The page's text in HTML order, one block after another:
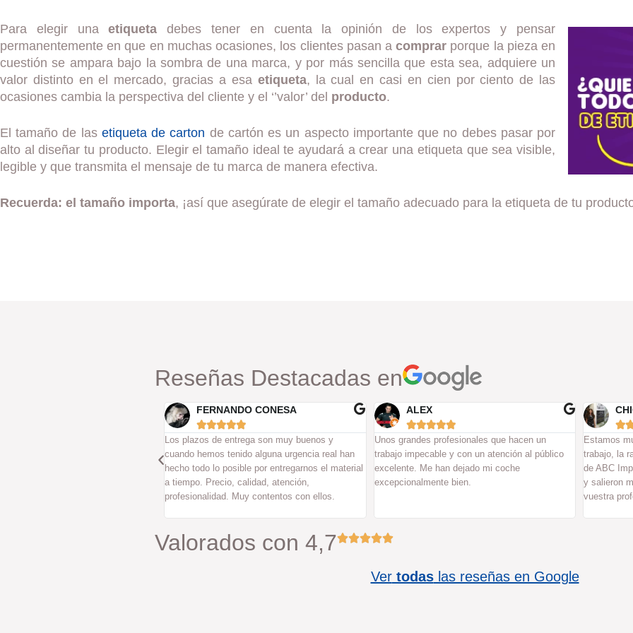
Para elegir unaetiqueta debes tener en cuenta la opinión de los expertos y pensar
permanentemente en que en muchas ocasiones, los clientes pasan acomprar porque la pieza en
cuestión se ampara bajo la sombra de una marca, y por más sencilla que esta sea, adquiere un
valor distinto en el mercado, gracias a esa etiqueta, la cual en casi en cien por ciento de las
ocasiones cambia la perspectiva del cliente y el ‘’valor’ del producto.
El tamaño de las etiqueta de carton de cartón es un aspecto importante que no debes pasar por
alto al diseñar tu producto. Elegir el tamaño ideal te ayudará a crear una etiqueta que sea visible,
legible y que transmita el mensaje de tu marca de manera efectiva.
Recuerda: el tamaño importa, ¡así que asegúrate de elegir el tamaño adecuado para la etiqueta de tu
Reseñas Destacadas en
ALEX

Unos grandes profesionales que hacen un
trabajo impecable y con un atención al público
excelente. Me han dejado mi coche
excepcionalmente bien.
CHIC VINTAGE

Estamos muy contentos con la calidad del
trabajo, la rapidez de envío y los buenos precios
de ABC Imprenta. Hicimos etiquetas adhesivas,
y salieron muy bonitas. Muchas gracias por

Genial, he
atención y
repetiré.
Valorados con 4,7
Vertodaslas reseñas en Google